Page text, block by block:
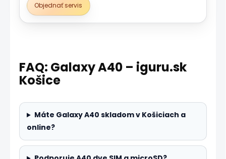
Objednať servis
FAQ: Galaxy A40 – iguru.sk
Košice
Máte Galaxy A40 skladom v Košiciach a
online?